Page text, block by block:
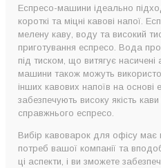
Еспресо-машини ідеально
короткі та міцні кавові напої.
мелену каву, воду та високий
приготування еспресо. Вода
під тиском, що витягує
машини також можуть
інших кавових напоїв на
забезпечують високу якість
справжнього еспресо.
Вибір кавоварок для офісу має
потреб вашої компанії та
ці аспекти, і ви зможете